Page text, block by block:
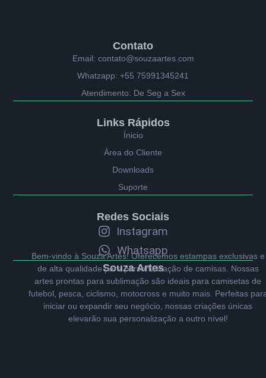
Souza Artes
Bem-vindo à Souza Artes! Oferecemos estampas exclusivas e
de alta qualidade para personalização de camisas. Nossas
artes prontas para sublimação são ideais para camisetas de
futebol, pesca, ciclismo, motocross e muito mais. Perfeitas
iniciar ou expandir seu negócio, nossas criações únicas
elevarão sua personalização a outro nível!
Contato
Email: contato@souzaartes.com
Whatzapp: +55 75991345241
Atendimento: De Seg a Sex
Redes Sociais
Instagram
Whatsapp
Links Rápidos
Ínicio
Área do Cliente
Downloads
Suporte